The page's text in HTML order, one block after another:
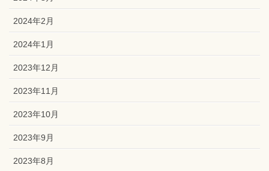
2024年2月
2024年1月
2023年12月
2023年11月
2023年10月
2023年9月
2023年8月